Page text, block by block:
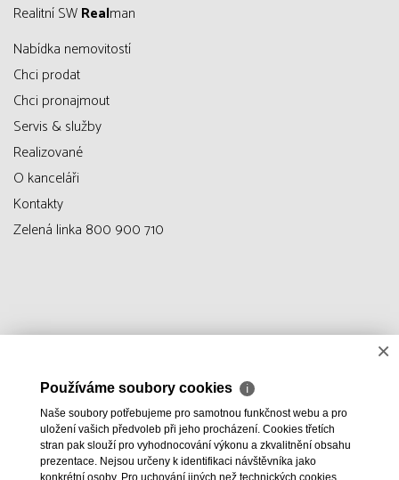
Realitní SWRealman
Nabídka nemovitostí
Chci prodat
Chci pronajmout
Servis & služby
Realizované
O kanceláři
Kontakty
Zelená linka 800 900 710
×
Používáme soubory cookies ℹ
Naše soubory potřebujeme pro samotnou funkčnost webu a pro
uložení vašich předvoleb při jeho procházení. Cookies třetích
stran pak slouží pro vyhodnocování výkonu a zkvalitnění obsahu
prezentace. Nejsou určeny k identifikaci návštěvníka jako
konkrétní osoby. Pro uchování jiných než technických cookies